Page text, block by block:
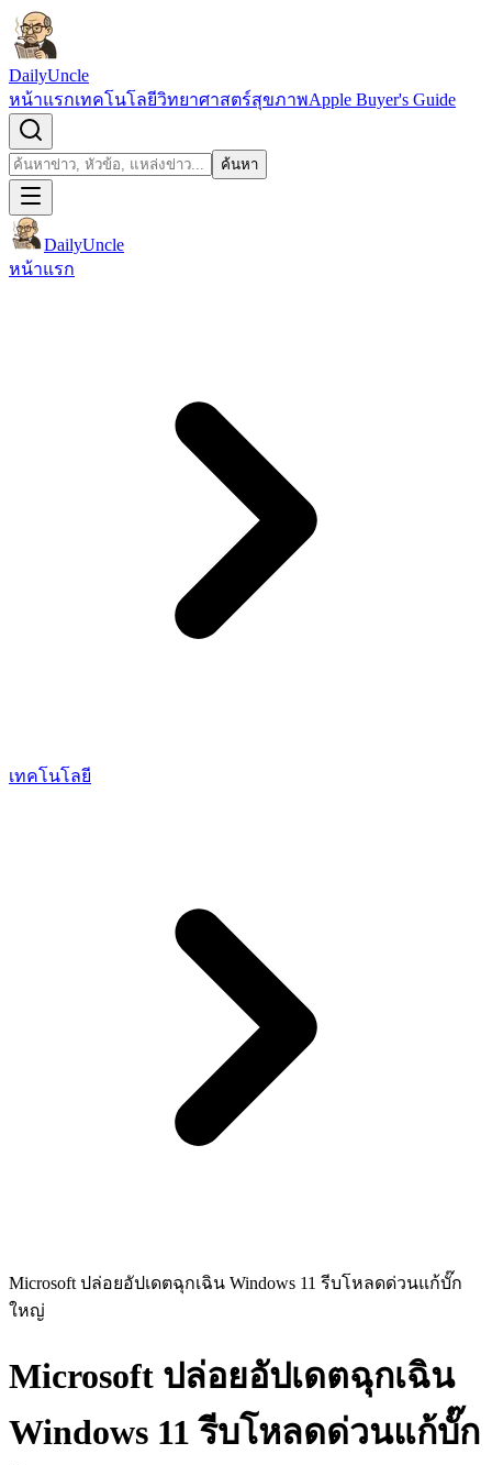
ข้ามไปยังเนื้อหา
DailyUncle
หน้าแรกเทคโนโลยีวิทยาศาสตร์สุขภาพApple Buyer's Guide
ค้นหา ค้นหา
DailyUncle
หน้าแรก
เทคโนโลยี
Microsoft ปล่อยอัปเดตฉุกเฉิน Windows 11 รีบโหลดด่วนแก้บั๊ก
ใหญ่
Microsoft ปล่อยอัปเดตฉุกเฉิน
Windows 11 รีบโหลดด่วนแก้บั๊ก